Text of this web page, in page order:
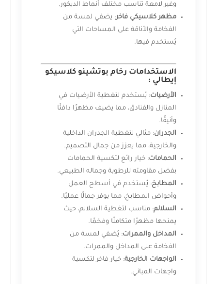
وغير لامعة تناسب مختلف أنماط الديكور.
مظهر كلاسيكي فاخر: يضفي لمسة من
الفخامة والأناقة على المساحات التي
يُستخدم فيها.
الاستخدامات رخام بوتشينو كلاسيكو
إيطالي :
الأرضيات: يُستخدم لتغطية الأرضيات في
المنازل والفنادق، مما يضيف مظهرًا دافئًا
وأنيقًا.
الجدران: مثالي لتغطية الجدران الداخلية
والخارجية، مما يعزز من جمال التصميم.
الحمامات: خيار رائع لتكسية الحمامات
بفضل مقاومته للرطوبة وجماله الطبيعي.
المطابخ: يُستخدم في أسطح العمل
وأحواض المطابخ، مما يوفر جمالًا عمليًا.
السلالم: مناسب لتغطية السلالم، حيث
يمنحها مظهرًا متكاملًا وفخمًا.
المداخل والممرات: يُضفي لمسة من
الفخامة على المداخل والممرات.
الواجهات الخارجية: خيار فاخر لتكسية
واجهات المباني.